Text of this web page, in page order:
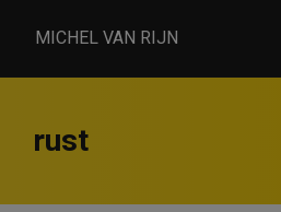
MICHEL VAN RIJN
rust